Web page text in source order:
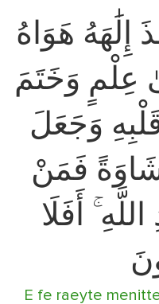
إِلَٰهَهُ هَوَاهُ
عِلْمٍ وَخَتَمَ
وَجَعَلَ
فَمَنْ
أَفَلَا
E fe raeyte